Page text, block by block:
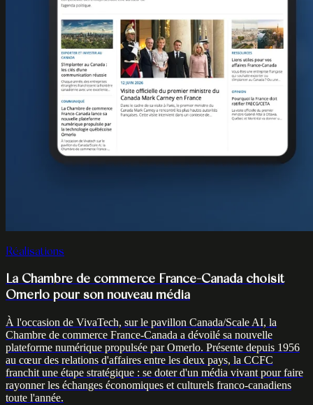
Réalisations
La Chambre de commerce France-Canada choisit
Omerlo pour son nouveau média
À l'occasion de VivaTech, sur le pavillon Canada/Scale AI, la
Chambre de commerce France-Canada a dévoilé sa nouvelle
plateforme numérique propulsée par Omerlo. Présente depuis 1956
au cœur des relations d'affaires entre les deux pays, la CCFC
franchit une étape stratégique : se doter d'un média vivant pour faire
rayonner les échanges économiques et culturels franco-canadiens
toute l'année.